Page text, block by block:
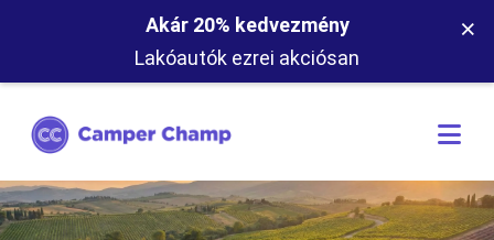
Akár 20% kedvezmény
Lakóautók ezrei akciósan
×